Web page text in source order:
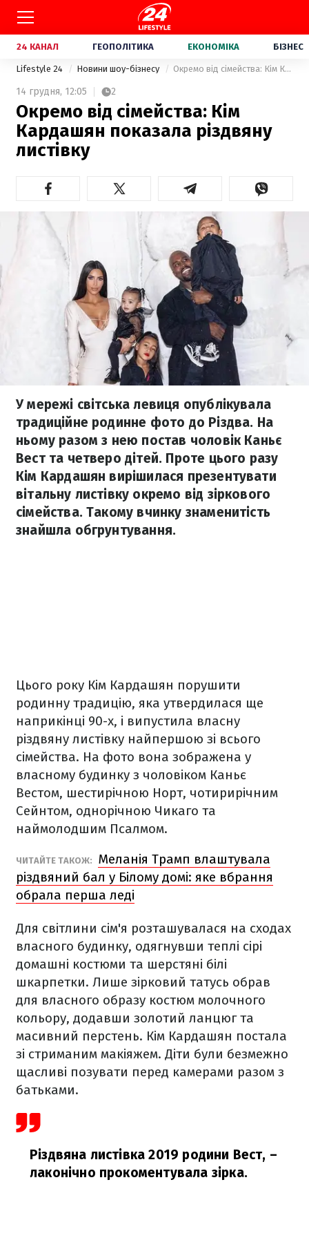
24 КАНАЛ ГЕОПОЛІТИКА ЕКОНОМІКА БІЗНЕС
Lifestyle 24 Новини шоу-бізнесу Окремо від сімейства: Кім Кардашян показала різдвяну листівку
14 грудня, 12:05 2
Окремо від сімейства: Кім
Кардашян показала різдвяну
листівку
У мережі світська левиця опублікувала
традиційне родинне фото до Різдва. На
ньому разом з нею постав чоловік Каньє
Вест та четверо дітей. Проте цього разу
Кім Кардашян вирішилася презентувати
вітальну листівку окремо від зіркового
сімейства. Такому вчинку знаменитість
знайшла обгрунтування.
Цього року Кім Кардашян порушити
родинну традицію, яка утвердилася ще
наприкінці 90-х, і випустила власну
різдвяну листівку найпершою зі всього
сімейства. На фото вона зображена у
власному будинку з чоловіком Каньє
Вестом, шестирічною Норт, чотирирічним
Сейнтом, однорічною Чикаго та
наймолодшим Псалмом.
ЧИТАЙТЕ ТАКОЖ:
Меланія Трамп влаштувала
різдвяний бал у Білому домі: яке вбрання
обрала перша леді
Для світлини сім'я розташувалася на сходах
власного будинку, одягнувши теплі сірі
домашні костюми та шерстяні білі
шкарпетки. Лише зірковий татусь обрав
для власного образу костюм молочного
кольору, додавши золотий ланцюг та
масивний перстень. Кім Кардашян постала
зі стриманим макіяжем. Діти були безмежно
щасливі позувати перед камерами разом з
батьками.
Різдвяна листівка 2019 родини Вест, –
лаконічно прокоментувала зірка.